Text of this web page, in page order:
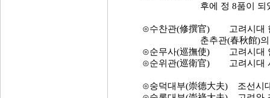
후에 정 8품이 되었다.
⊙수찬관(修撰官) 고려시대 한
춘추관(春秋館)의 정 3품
⊙순무사(巡撫使) 고려시대 안
⊙순위관(巡衛官) 고려시대 사
⊙숭덕대부(崇德大夫) 조선시